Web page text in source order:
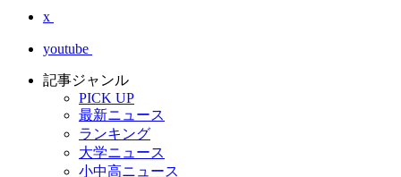
x
youtube
記事ジャンル
PICK UP
最新ニュース
ランキング
大学ニュース
小中高ニュース